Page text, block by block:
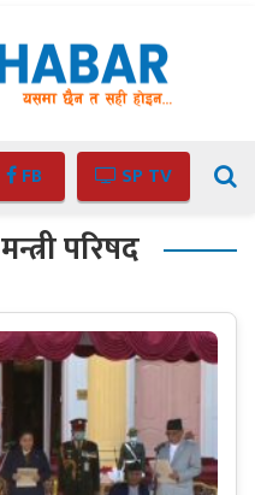
FB SP TV
परिषद